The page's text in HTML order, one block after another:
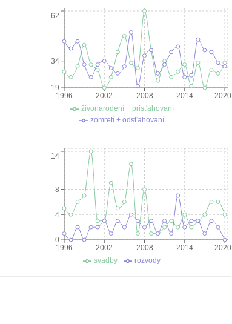
1996 2002 2008 2014 2020
19
34
62
živonarodení + prisťahovaní
zomretí + odsťahovaní
1996 2002 2008 2014 2020
0
4
8
14
svadby rozvody